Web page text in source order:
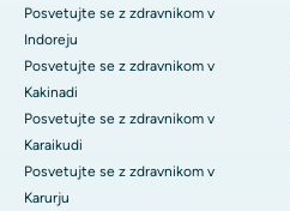
Posvetujte se z zdravnikom v
Indoreju
Posvetujte se z zdravnikom v
Kakinadi
Posvetujte se z zdravnikom v
Karaikudi
Posvetujte se z zdravnikom v
Karurju